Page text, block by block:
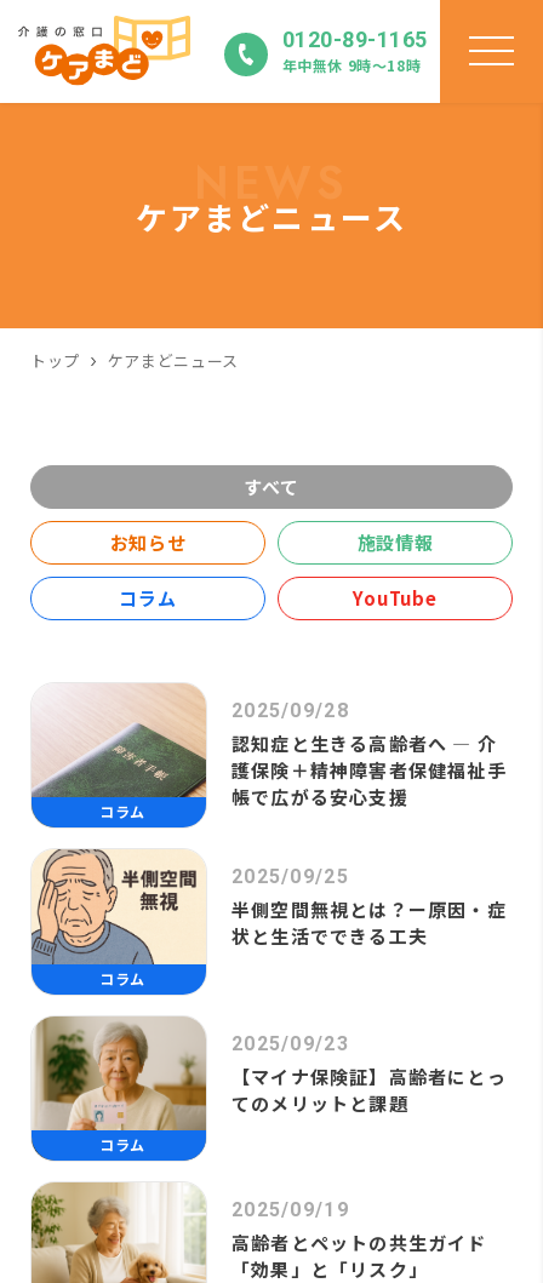
0120-89-1165
年中無休 9時〜18時
ケアまどニュース
トップ ケアまどニュース
すべて
お知らせ 施設情報
コラム YouTube
コラム
2025/09/28
認知症と生きる高齢者へ ― 介
護保険＋精神障害者保健福祉手
帳で広がる安心支援
コラム
2025/09/25
半側空間無視とは？ー原因・症
状と生活でできる工夫
コラム
2025/09/23
【マイナ保険証】高齢者にとっ
てのメリットと課題
2025/09/19
高齢者とペットの共生ガイド
「効果」と「リスク」